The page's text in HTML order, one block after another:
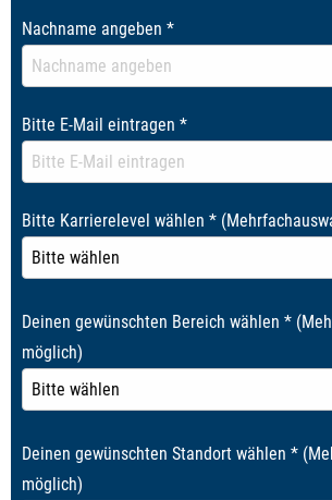
Nachname angeben *
Bitte E-Mail eintragen *
Bitte Karrierelevel wählen *
Deinen gewünschten Bereich wählen *
möglich)
Deinen gewünschten Standort wählen *
möglich)